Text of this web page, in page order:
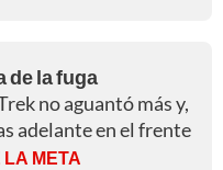
de la fuga
no aguantó más y,
adelante en el frente
LA META